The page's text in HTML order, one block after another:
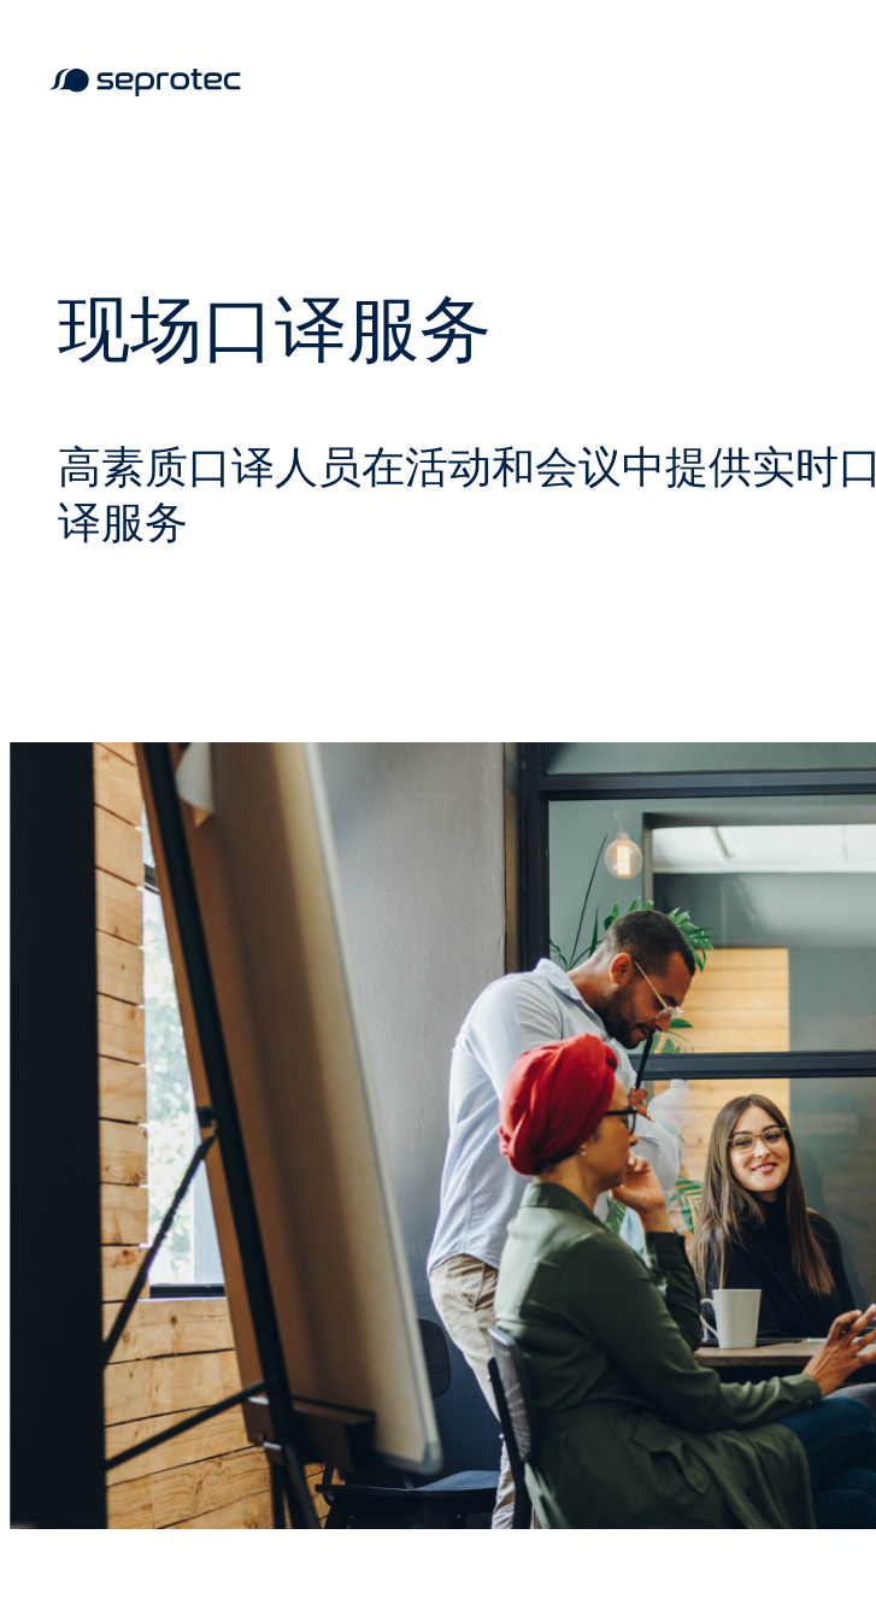
本地化服务
知识产权服务
语言咨询服务
认证翻译服务
知识产权平台 (SHIP HELM®)
集成
国防
能源、天然气和石油
金融与银行
制造
组织和公共机构
零售
技术
历史
质量
我们翻译的语言
网络研讨会
电子书、白皮书和指南
翻译客户门户
获取报价
申请演示
现场口译服务
高素质口译人员在活动和会议中提供实时口
译服务